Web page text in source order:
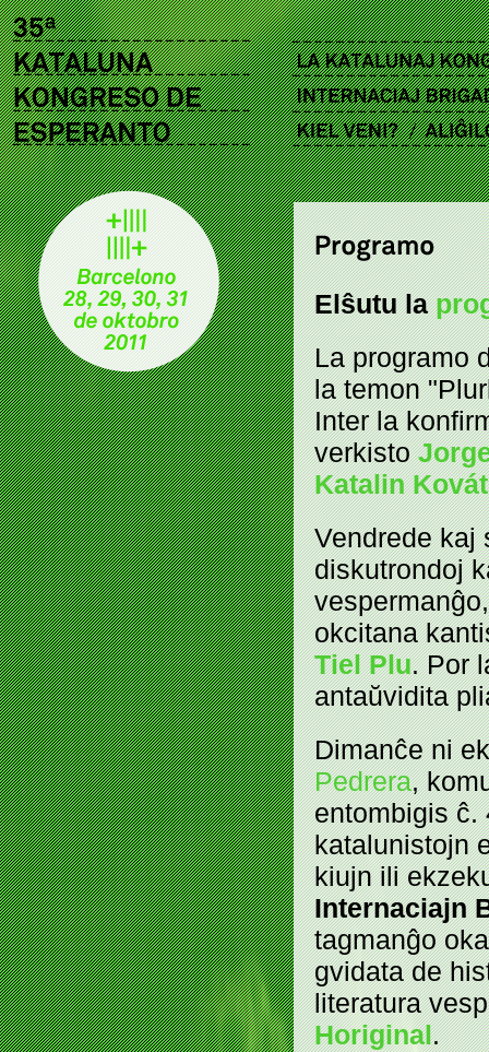
Elŝutu la
La programo
la temon
Inter la
verkisto
Katalin
Vendrede kaj
diskutrondoj
okcitana
Tiel Plu. Por
antaŭvidita
Dimanĉe ni
Pedrera,
entombigis ĉ.
katalunistojn
kiujn ili
Internaciajn
tagmanĝo
gvidata de
literatura
Horiginal.